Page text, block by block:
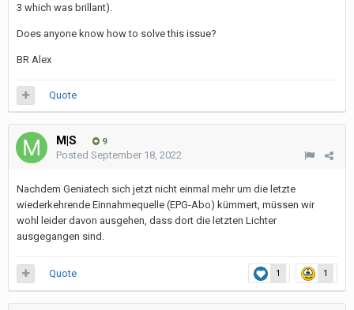
3 which was brillant).
Does anyone know how to solve this issue?
BR Alex
Quote
M|S 9
Posted September 18, 2022
Nachdem Geniatech sich jetzt nicht einmal mehr um die letzte
wiederkehrende Einnahmequelle (EPG-Abo) kümmert, müssen wir
wohl leider davon ausgehen, dass dort die letzten Lichter
ausgegangen sind.
1 1
Quote